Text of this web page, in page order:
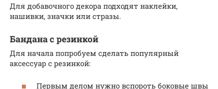
Для добавочного декора подходят наклейки,
нашивки, значки или стразы.
Бандана с резинкой
Для начала попробуем сделать популярный
аксессуар с резинкой:
Первым делом нужно вспороть боковые швы